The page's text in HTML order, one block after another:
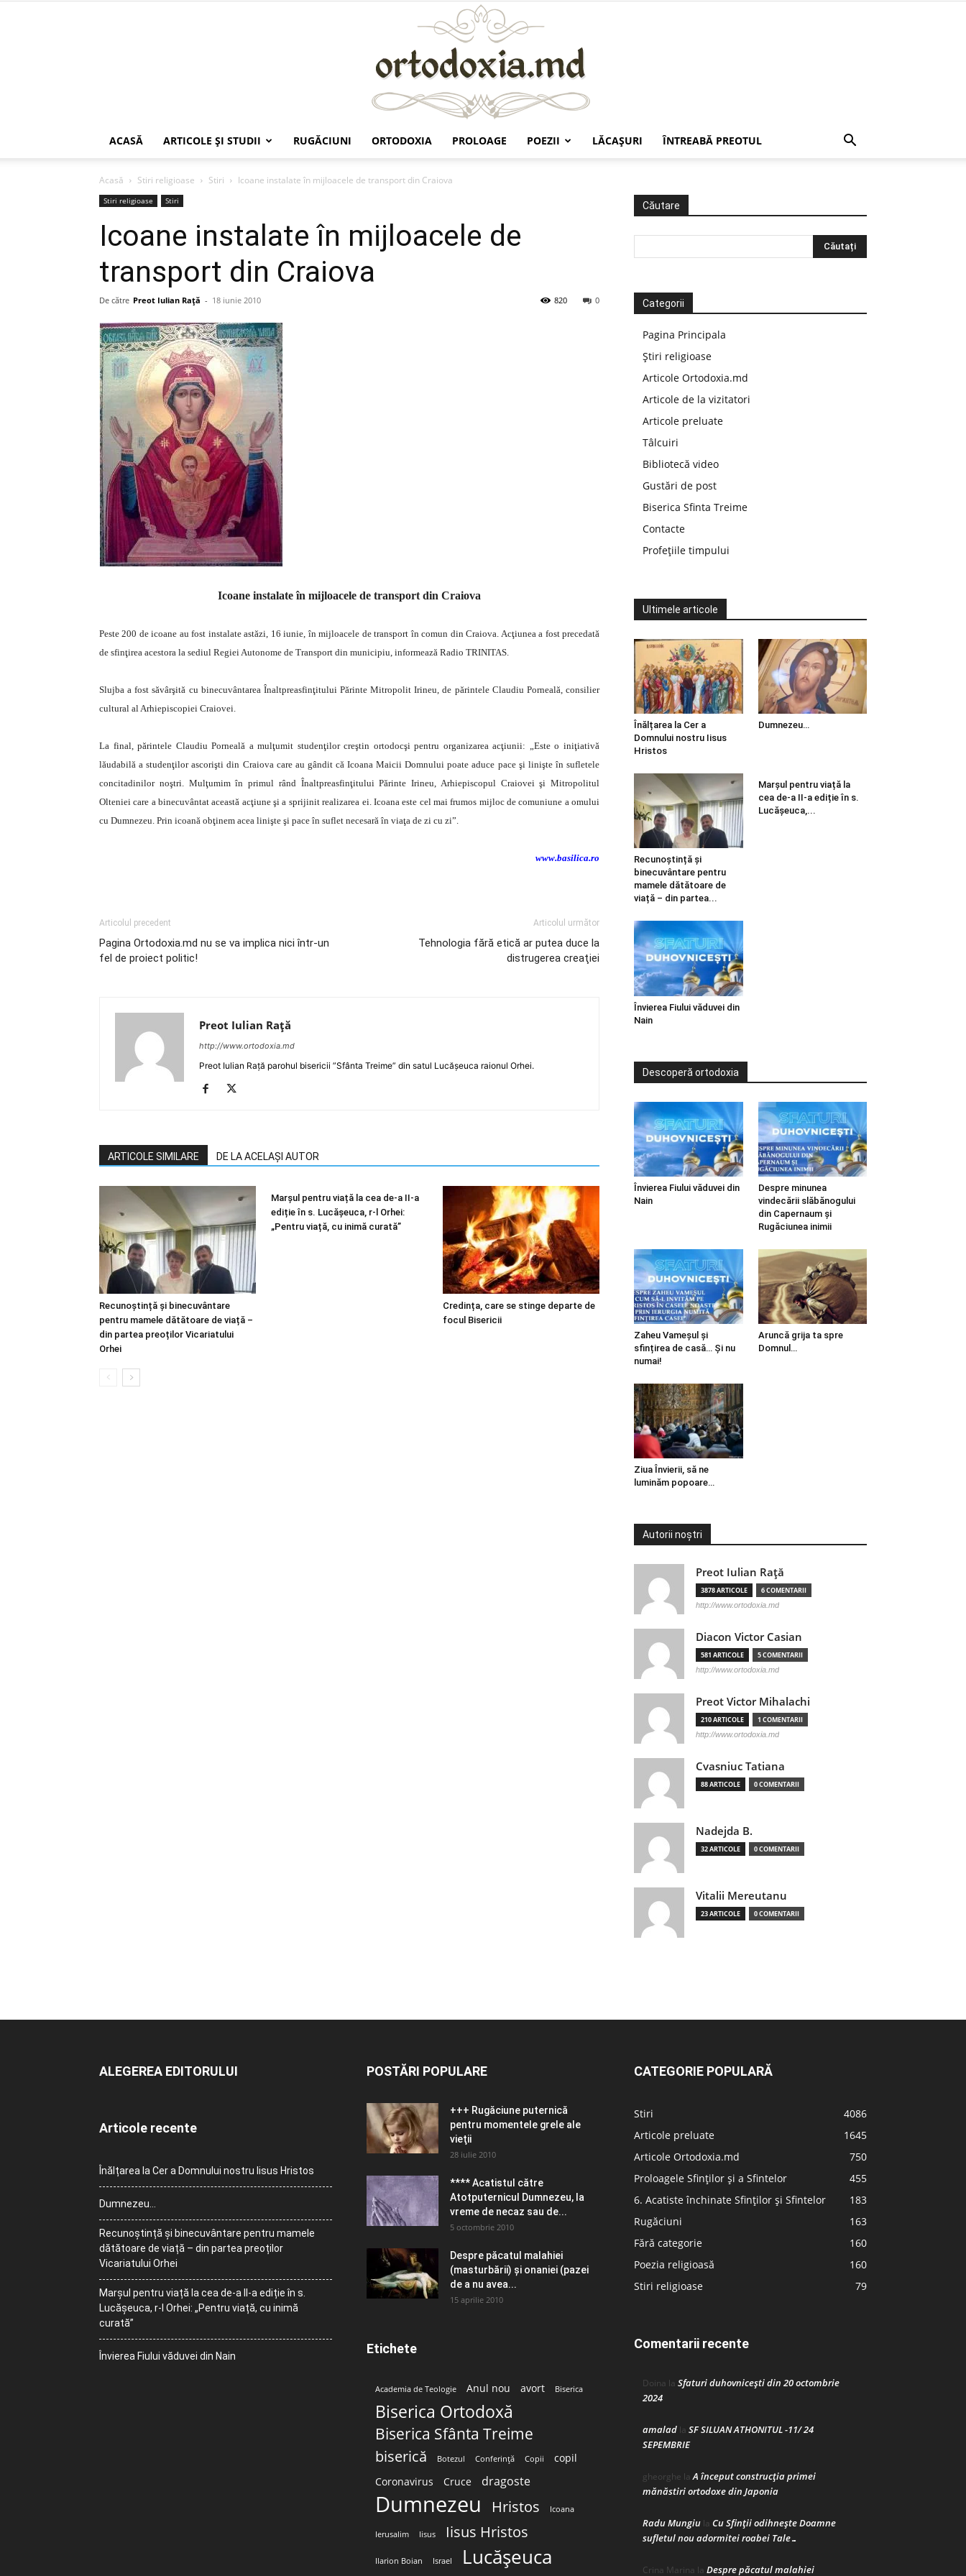
ACASĂ ARTICOLE ŞI STUDII RUGĂCIUNI ORTODOXIA PROLOAGE POEZII LĂCAŞURI ÎNTREABĂ PREOTUL
Acasă Stiri religioase Stiri Icoane instalate în mijloacele de transport din Craiova
Stiri religioase Stiri
Icoane instalate în mijloacele de
transport din Craiova
De către Preot Iulian Raţă - 18 iunie 2010 0
820
Icoane instalate în mijloacele de transport din Craiova
Peste 200 de icoane au fost instalate astăzi, 16 iunie, în mijloacele de transport în comun din Craiova. Acţiunea a fost precedată
de sfinţirea acestora la sediul Regiei Autonome de Transport din municipiu, informează Radio TRINITAS.
Slujba a fost săvârşită cu binecuvântarea Înaltpreasfinţitului Părinte Mitropolit Irineu, de părintele Claudiu Porneală, consilier
cultural al Arhiepiscopiei Craiovei.
La final, părintele Claudiu Porneală a mulţumit studenţilor creştin ortodocşi pentru organizarea acţiunii: „Este o iniţiativă
lăudabilă a studenţilor ascorişti din Craiova care au gândit că Icoana Maicii Domnului poate aduce pace şi linişte în sufletele
concitadinilor noştri. Mulţumim în primul rând Înaltpreasfinţitului Părinte Irineu, Arhiepiscopul Craiovei şi Mitropolitul
Olteniei care a binecuvântat această acţiune şi a sprijinit realizarea ei. Icoana este cel mai frumos mijloc de comuniune a omului
cu Dumnezeu. Prin icoană obţinem acea linişte şi pace în suflet necesară în viaţa de zi cu zi”.
www.basilica.ro
Articolul precedent
Pagina Ortodoxia.md nu se va implica nici într-un
fel de proiect politic!
Articolul următor
Tehnologia fără etică ar putea duce la
distrugerea creaţiei
Preot Iulian Raţă
http://www.ortodoxia.md
Preot Iulian Rață parohul bisericii ”Sfânta Treime” din satul Lucășeuca raionul Orhei.
ARTICOLE SIMILARE DE LA ACELAȘI AUTOR
Recunoștință și binecuvântare
pentru mamele dătătoare de viață –
din partea preoților Vicariatului
Orhei
Marșul pentru viață la cea de-a II-a
ediție în s. Lucășeuca, r-l Orhei:
„Pentru viață, cu inimă curată”
Credința, care se stinge departe de
focul Bisericii
Căutare
Categorii
Pagina Principala
Știri religioase
Articole Ortodoxia.md
Articole de la vizitatori
Articole preluate
Tâlcuiri
Bibliotecă video
Gustări de post
Biserica Sfinta Treime
Contacte
Profețiile timpului
Ultimele articole
Înălțarea la Cer a
Domnului nostru Iisus
Hristos
Dumnezeu…
Recunoștință și
binecuvântare pentru
mamele dătătoare de
viață – din partea...
Marșul pentru viață la
cea de-a II-a ediție în s.
Lucășeuca,...
Învierea Fiului văduvei din
Nain
Descoperă ortodoxia
Învierea Fiului văduvei din
Nain
Despre minunea
vindecării slăbănogului
din Capernaum și
Rugăciunea inimii
Zaheu Vameșul și
sfințirea de casă… Și nu
numai!
Aruncă grija ta spre
Domnul…
Ziua Învierii, să ne
luminăm popoare…
Autorii noștri
Preot Iulian Raţă
3878 ARTICOLE 6 COMENTARII
http://www.ortodoxia.md
Diacon Victor Casian
581 ARTICOLE 5 COMENTARII
http://www.ortodoxia.md
Preot Victor Mihalachi
210 ARTICOLE 1 COMENTARII
http://www.ortodoxia.md
Cvasniuc Tatiana
88 ARTICOLE 0 COMENTARII
Nadejda B.
32 ARTICOLE 0 COMENTARII
Vitalii Mereutanu
23 ARTICOLE 0 COMENTARII
ALEGEREA EDITORULUI
Articole recente
Înălțarea la Cer a Domnului nostru Iisus Hristos
Dumnezeu…
Recunoștință și binecuvântare pentru mamele
dătătoare de viață – din partea preoților
Vicariatului Orhei
Marșul pentru viață la cea de-a II-a ediție în s.
Lucășeuca, r-l Orhei: „Pentru viață, cu inimă
curată”
Învierea Fiului văduvei din Nain
POSTĂRI POPULARE
+++ Rugăciune puternică
pentru momentele grele ale
vieţii
28 iulie 2010
**** Acatistul către
Atotputernicul Dumnezeu, la
vreme de necaz sau de...
5 octombrie 2010
Despre păcatul malahiei
(masturbării) şi onaniei (pazei
de a nu avea...
15 aprilie 2010
Etichete
Academia de Teologie Anul nou avort Biserica
Biserica Ortodoxă
Biserica Sfânta Treime
biserică Botezul Conferință Copii
copil
Coronavirus
Cruce dragoste
Dumnezeu Hristos Icoana
Ierusalim Iisus Iisus Hristos
Ilarion Boian Israel Lucășeuca
CATEGORIE POPULARĂ
Stiri
4086
Articole preluate
1645
Articole Ortodoxia.md
750
Proloagele Sfinților și a Sfintelor
455
6. Acatiste închinate Sfinților și Sfintelor
183
Rugăciuni
163
Fără categorie
160
Poezia religioasă
160
Stiri religioase
79
Comentarii recente
Doina la Sfaturi duhovnicești din 20 octombrie
2024
amalad la SF SILUAN ATHONITUL -11/ 24
SEPEMBRIE
gheorghe laA început construcţia primei
mănăstiri ortodoxe din Japonia
Radu Mungiu la Cu Sfinții odihnește Doamne
sufletul nou adormitei roabei Tale…
Crina Marina la Despre păcatul malahiei